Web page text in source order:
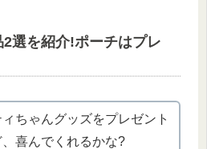
選を紹介!ポーチはプレ
ちゃんグッズをプレゼント
、喜んでくれるかな?